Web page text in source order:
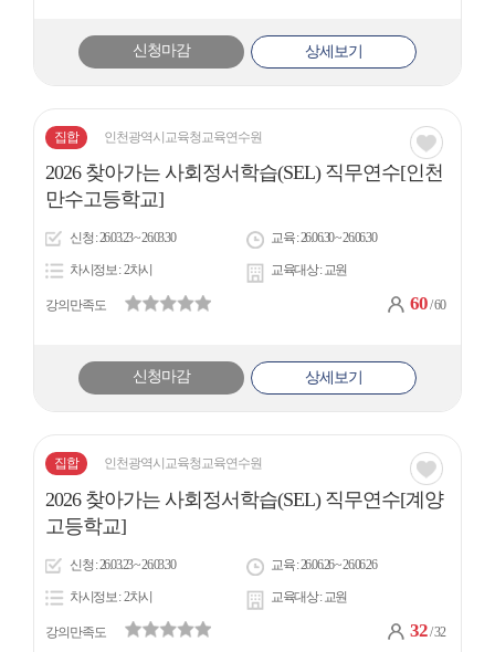
신청마감 상세보기
집합 인천광역시교육청교육연수원 관심
2026 찾아가는 사회정서학습(SEL) 직무연수[인천
만수고등학교]
신청 26.03.23 ~ 26.03.30 교육 26.06.30 ~ 26.06.30
차시정보 2차시 교육대상 교원
강의만족도 60/ 60
신청마감 상세보기
집합 인천광역시교육청교육연수원 관심
2026 찾아가는 사회정서학습(SEL) 직무연수[계양
고등학교]
신청 26.03.23 ~ 26.03.30 교육 26.06.26 ~ 26.06.26
차시정보 2차시 교육대상 교원
강의만족도 32/ 32